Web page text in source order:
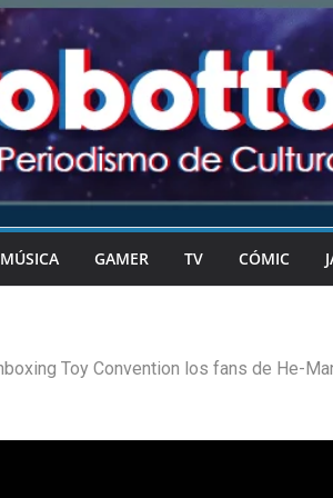
MÚSICA GAMER TV CÓMIC
Toy Convention los fans de He-